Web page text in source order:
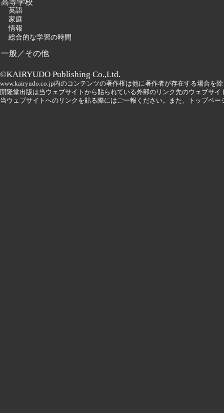
高等学校
英語
家庭
情報
総合的な学習の時間
一般／その他
©KAIRYUDO Publishing Co.,Ltd.
www.kairyudo.co.jp内のコンテンツの著作権は他に著作者が存在する場合を
開隆堂出版は当ウェブサイトから貼られている外部のリンク先のウェブサ
当ウェブサイトへのリンクを貼る際にはご一報ください。また、トップペ